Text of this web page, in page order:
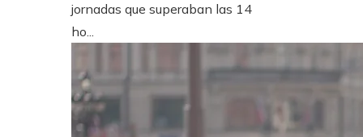
jornadas que superaban las 14
ho...